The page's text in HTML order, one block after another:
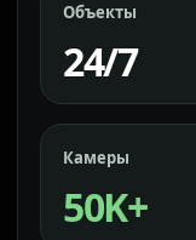
Объекты
24/7
Камеры
50K+